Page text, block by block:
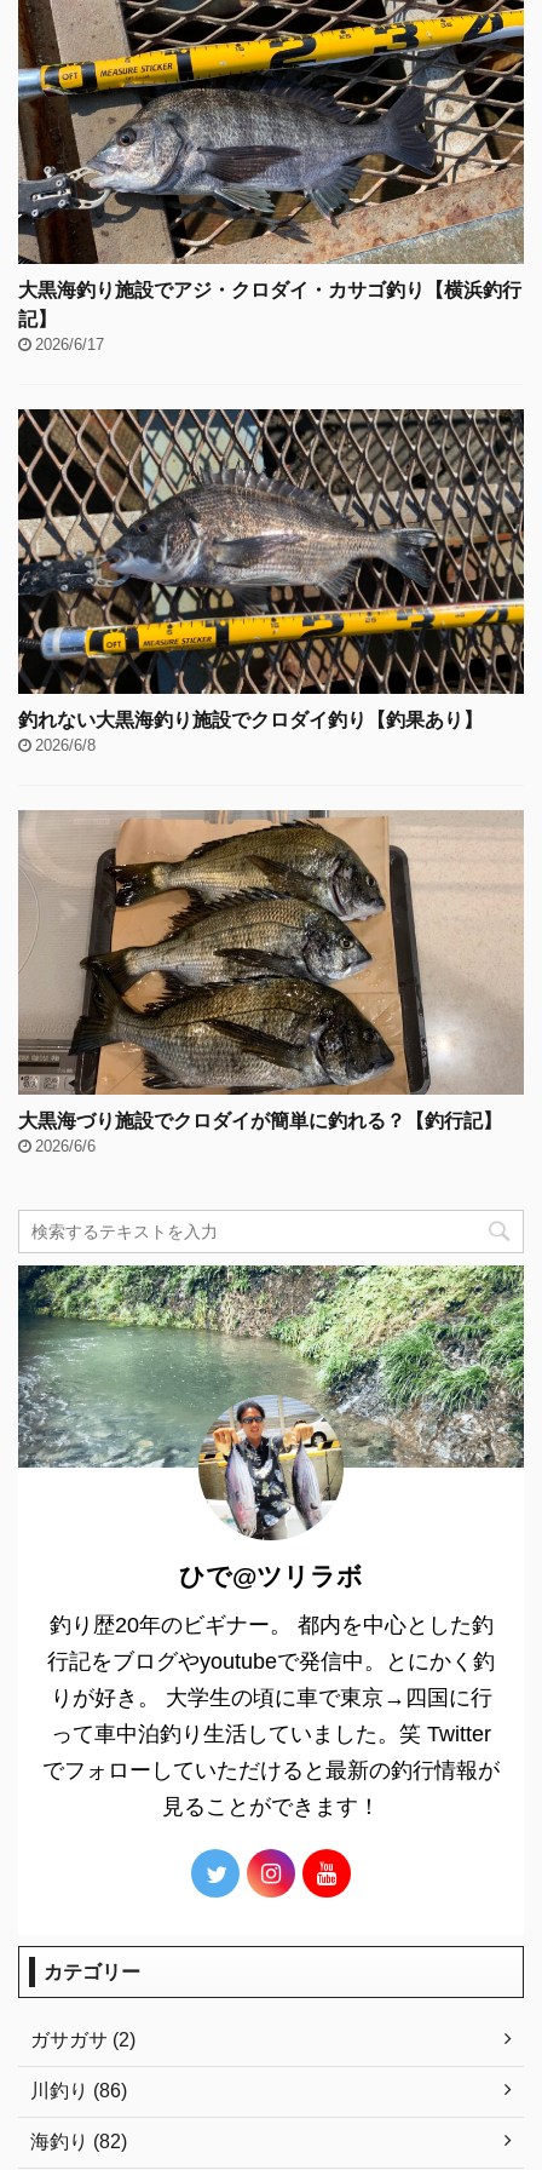
大黒海釣り施設でアジ・クロダイ・カサゴ釣り【横浜釣行
記】
2026/6/17
釣れない大黒海釣り施設でクロダイ釣り【釣果あり】
2026/6/8
大黒海づり施設でクロダイが簡単に釣れる？【釣行記】
2026/6/6
ひで@ツリラボ
釣り歴20年のビギナー。 都内を中心とした釣
行記をブログやyoutubeで発信中。とにかく釣
りが好き。 大学生の頃に車で東京→四国に行
って車中泊釣り生活していました。笑 Twitter
でフォローしていただけると最新の釣行情報が
見ることができます！
カテゴリー
ガサガサ (2)
川釣り (86)
海釣り (82)